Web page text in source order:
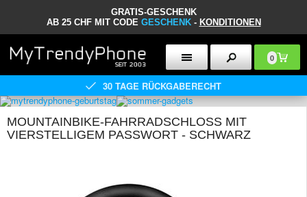
GRATIS-GESCHENK
AB 25 CHF MIT CODE GESCHENK- KONDITIONEN
0
30 TAGE RÜCKGABERECHT
MOUNTAINBIKE-FAHRRADSCHLOSS MIT
VIERSTELLIGEM PASSWORT - SCHWARZ